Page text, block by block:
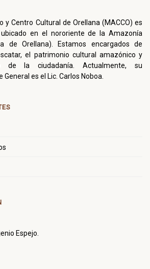
y Centro Cultural de Orellana (MACCO) es
en el nororiente de la Amazonía
de Orellana). Estamos encargados de
el patrimonio cultural amazónico y
de la ciudadanía. Actualmente, su
es el Lic. Carlos Noboa.
Espejo.